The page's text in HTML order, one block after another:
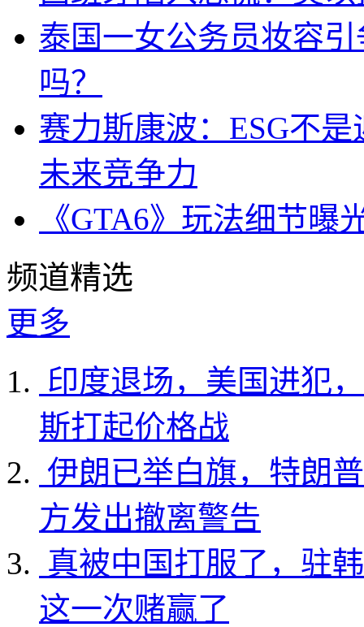
泰国一女公务员妆容
吗？
赛力斯康波：ESG不
未来竞争力
《GTA6》玩法细节
频道精选
更多
印度退场，美国进犯
斯打起价格战
伊朗已举白旗，特朗
方发出撤离警告
真被中国打服了，驻
这一次赌赢了